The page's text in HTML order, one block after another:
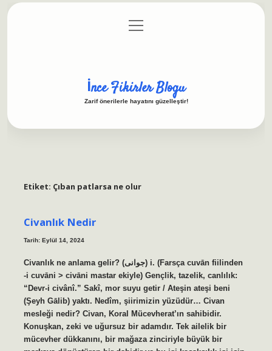
Gizlilik Politikası
menüyü
aç
İnce Fikirler Blogu
Zarif önerilerle hayatını güzelleştir!
Etiket: Çıban patlarsa ne olur
Civanlık Nedir
Tarih: Eylül 14, 2024
Civanlık ne anlama gelir? (ﺟﻮﺍﻧﻰ) i. (Farsça cuvān fiilinden
-і cuvānі > civānі mastar ekiyle) Gençlik, tazelik, canlılık:
“Devr-i civânî.” Sakî, mor suyu getir / Ateşin ateşi beni
(Şeyh Gālib) yaktı. Nedîm, şiirimizin yüzüdür… Civan
mesleği nedir? Civan, Koral Mücevherat’ın sahibidir.
Konuşkan, zeki ve uğursuz bir adamdır. Tek ailelik bir
mücevher dükkanını, bir mağaza zinciriyle büyük bir